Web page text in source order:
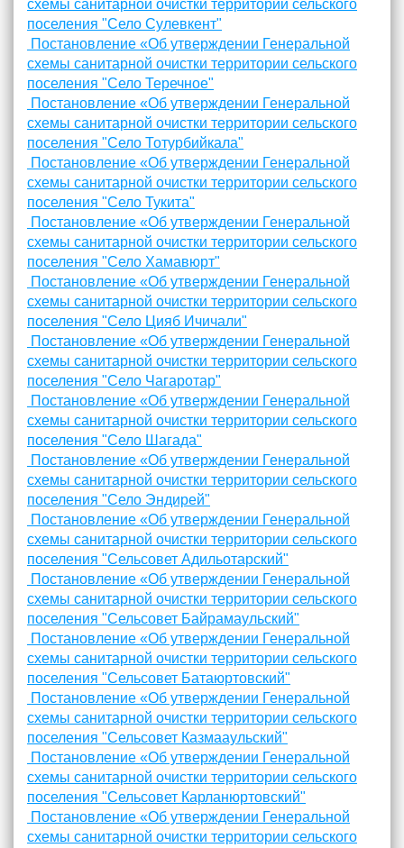
схемы санитарной очистки территории сельского
поселения "Село Сулевкент"
Постановление «Об утверждении Генеральной
схемы санитарной очистки территории сельского
поселения "Село Теречное"
Постановление «Об утверждении Генеральной
схемы санитарной очистки территории сельского
поселения "Село Тотурбийкала"
Постановление «Об утверждении Генеральной
схемы санитарной очистки территории сельского
поселения "Село Тукита"
Постановление «Об утверждении Генеральной
схемы санитарной очистки территории сельского
поселения "Село Хамавюрт"
Постановление «Об утверждении Генеральной
схемы санитарной очистки территории сельского
поселения "Село Цияб Ичичали"
Постановление «Об утверждении Генеральной
схемы санитарной очистки территории сельского
поселения "Село Чагаротар"
Постановление «Об утверждении Генеральной
схемы санитарной очистки территории сельского
поселения "Село Шагада"
Постановление «Об утверждении Генеральной
схемы санитарной очистки территории сельского
поселения "Село Эндирей"
Постановление «Об утверждении Генеральной
схемы санитарной очистки территории сельского
поселения "Сельсовет Адильотарский"
Постановление «Об утверждении Генеральной
схемы санитарной очистки территории сельского
поселения "Сельсовет Байрамаульский"
Постановление «Об утверждении Генеральной
схемы санитарной очистки территории сельского
поселения "Сельсовет Батаюртовский"
Постановление «Об утверждении Генеральной
схемы санитарной очистки территории сельского
поселения "Сельсовет Казмааульский"
Постановление «Об утверждении Генеральной
схемы санитарной очистки территории сельского
поселения "Сельсовет Карланюртовский"
Постановление «Об утверждении Генеральной
схемы санитарной очистки территории сельского